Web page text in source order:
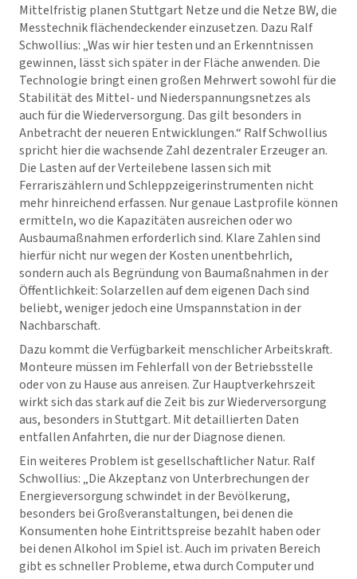
Mittelfristig planen Stuttgart Netze und die Netze BW, die
Messtechnik flächendeckender einzusetzen. Dazu Ralf
Schwollius: „Was wir hier testen und an Erkenntnissen
gewinnen, lässt sich später in der Fläche anwenden. Die
Technologie bringt einen großen Mehrwert sowohl für die
Stabilität des Mittel- und Niederspannungsnetzes als
auch für die Wiederversorgung. Das gilt besonders in
Anbetracht der neueren Entwicklungen.“ Ralf Schwollius
spricht hier die wachsende Zahl dezentraler Erzeuger an.
Die Lasten auf der Verteilebene lassen sich mit
Ferrariszählern und Schleppzeigerinstrumenten nicht
mehr hinreichend erfassen. Nur genaue Lastprofile können
ermitteln, wo die Kapazitäten ausreichen oder wo
Ausbaumaßnahmen erforderlich sind. Klare Zahlen sind
hierfür nicht nur wegen der Kosten unentbehrlich,
sondern auch als Begründung von Baumaßnahmen in der
Öffentlichkeit: Solarzellen auf dem eigenen Dach sind
beliebt, weniger jedoch eine Umspannstation in der
Nachbarschaft.
Dazu kommt die Verfügbarkeit menschlicher Arbeitskraft.
Monteure müssen im Fehlerfall von der Betriebsstelle
oder von zu Hause aus anreisen. Zur Hauptverkehrszeit
wirkt sich das stark auf die Zeit bis zur Wiederversorgung
aus, besonders in Stuttgart. Mit detaillierten Daten
entfallen Anfahrten, die nur der Diagnose dienen.
Ein weiteres Problem ist gesellschaftlicher Natur. Ralf
Schwollius: „Die Akzeptanz von Unterbrechungen der
Energieversorgung schwindet in der Bevölkerung,
besonders bei Großveranstaltungen, bei denen die
Konsumenten hohe Eintrittspreise bezahlt haben oder
bei denen Alkohol im Spiel ist. Auch im privaten Bereich
gibt es schneller Probleme, etwa durch Computer und